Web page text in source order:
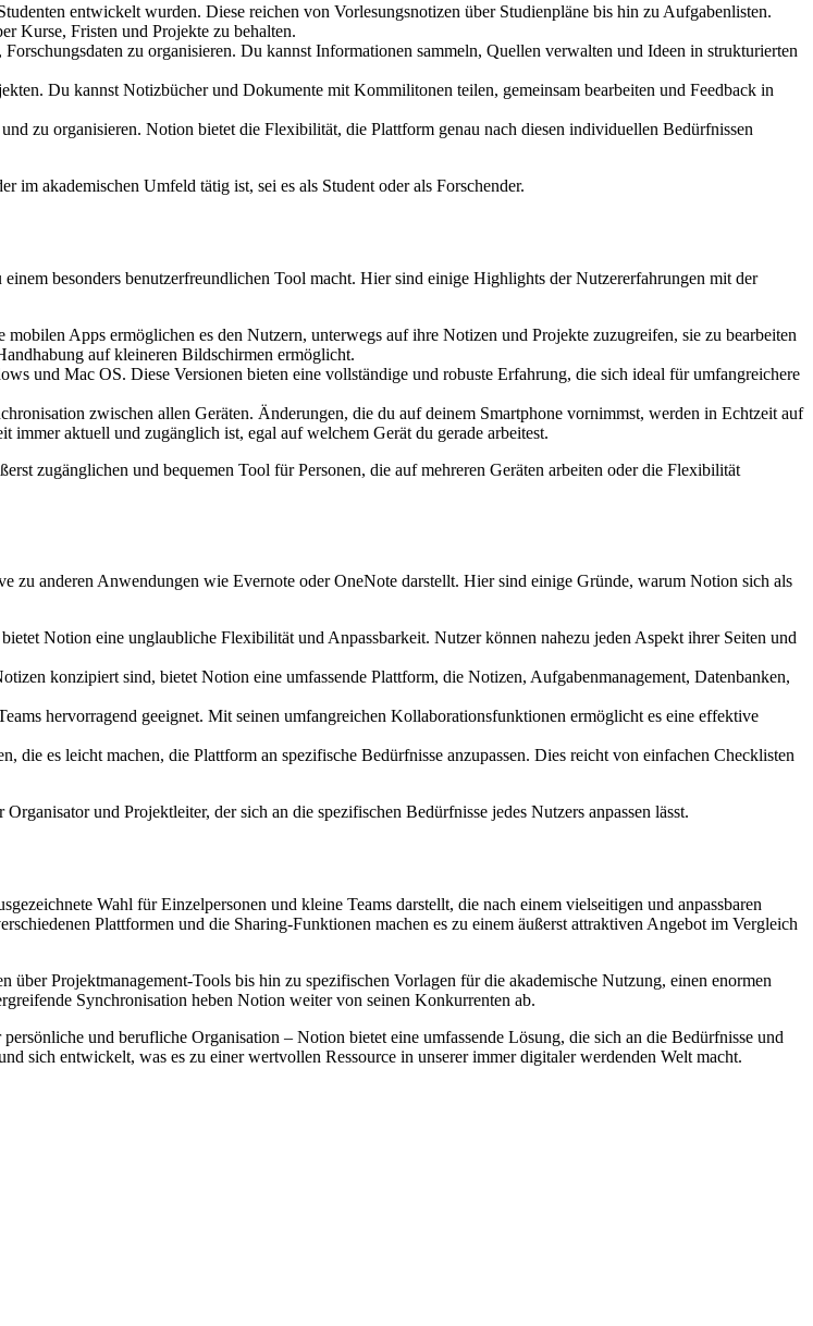
entwickelt wurden. Diese reichen von Vorlesungsnotizen über Studienpläne bis hin zu Aufgabenlisten.
Kurse, Fristen und Projekte zu behalten.
zu organisieren. Du kannst Informationen sammeln, Quellen verwalten und Ideen in strukturierten
Du kannst Notizbücher und Dokumente mit Kommilitonen teilen, gemeinsam bearbeiten und Feedback in
zu organisieren. Notion bietet die Flexibilität, die Plattform genau nach diesen individuellen Bedürfnissen
akademischen Umfeld tätig ist, sei es als Student oder als Forschender.
besonders benutzerfreundlichen Tool macht. Hier sind einige Highlights der Nutzererfahrungen mit der
Apps ermöglichen es den Nutzern, unterwegs auf ihre Notizen und Projekte zuzugreifen, sie zu bearbeiten
auf kleineren Bildschirmen ermöglicht.
und Mac OS. Diese Versionen bieten eine vollständige und robuste Erfahrung, die sich ideal für umfangreichere
zwischen allen Geräten. Änderungen, die du auf deinem Smartphone vornimmst, werden in Echtzeit auf
immer aktuell und zugänglich ist, egal auf welchem Gerät du gerade arbeitest.
zugänglichen und bequemen Tool für Personen, die auf mehreren Geräten arbeiten oder die Flexibilität
zu anderen Anwendungen wie Evernote oder OneNote darstellt. Hier sind einige Gründe, warum Notion sich als
Notion eine unglaubliche Flexibilität und Anpassbarkeit. Nutzer können nahezu jeden Aspekt ihrer Seiten und
konzipiert sind, bietet Notion eine umfassende Plattform, die Notizen, Aufgabenmanagement, Datenbanken,
hervorragend geeignet. Mit seinen umfangreichen Kollaborationsfunktionen ermöglicht es eine effektive
die es leicht machen, die Plattform an spezifische Bedürfnisse anzupassen. Dies reicht von einfachen Checklisten
und Projektleiter, der sich an die spezifischen Bedürfnisse jedes Nutzers anpassen lässt.
Wahl für Einzelpersonen und kleine Teams darstellt, die nach einem vielseitigen und anpassbaren
Plattformen und die Sharing-Funktionen machen es zu einem äußerst attraktiven Angebot im Vergleich
Projektmanagement-Tools bis hin zu spezifischen Vorlagen für die akademische Nutzung, einen enormen
Synchronisation heben Notion weiter von seinen Konkurrenten ab.
und berufliche Organisation – Notion bietet eine umfassende Lösung, die sich an die Bedürfnisse und
sich entwickelt, was es zu einer wertvollen Ressource in unserer immer digitaler werdenden Welt macht.